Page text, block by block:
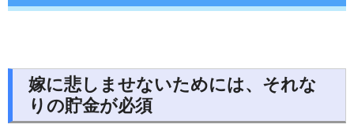
嫁に悲しませないためには、それな
りの貯金が必須